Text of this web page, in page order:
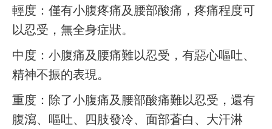
輕度：僅有小腹疼痛及腰部酸痛，疼痛程度可
以忍受，無全身症狀。
中度：小腹痛及腰痛難以忍受，有惡心嘔吐、
精神不振的表現。
重度：除了小腹痛及腰部酸痛難以忍受，還有
腹瀉、嘔吐、四肢發冷、面部蒼白、大汗淋